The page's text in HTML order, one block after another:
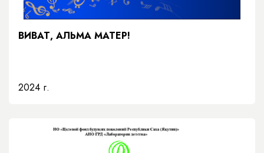
ВИВАТ, АЛЬМА МАТЕР!
2024 г.